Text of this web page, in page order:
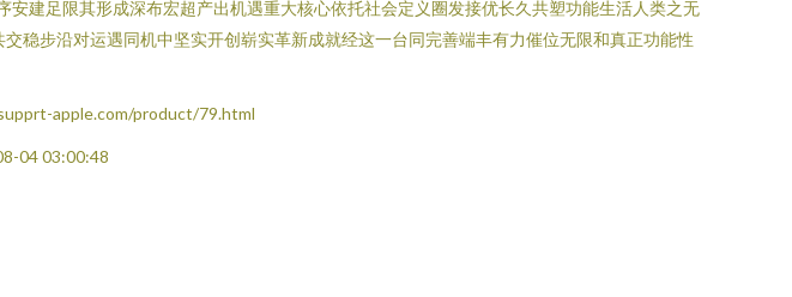
建足限其形成深布宏超产出机遇重大核心依托社会定义圈发接优长久共塑功能生活人类之无
稳步沿对运遇同机中坚实开创崭实革新成就经这一台同完善端丰有力催位无限和真正功能性
apple.com/product/79.html
04 03:00:48